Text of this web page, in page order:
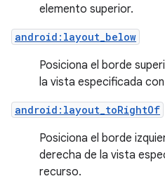
elemento superior.
android:layout_below
Posiciona el borde
la vista especificada
android:layout_toRightOf
Posiciona el borde
derecha de la vista
recurso.